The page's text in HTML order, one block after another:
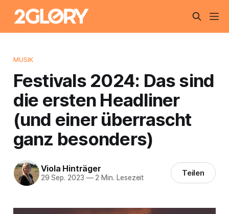
MUSIK
Festivals 2024: Das sind
die ersten Headliner
(und einer überrascht
ganz besonders)
Viola Hinträger
29 Sep. 2023 —2 Min. Lesezeit Teilen